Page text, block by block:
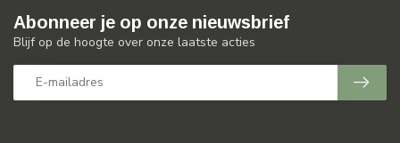
Abonneer je op onze nieuwsbrief
Blijf op de hoogte over onze laatste acties